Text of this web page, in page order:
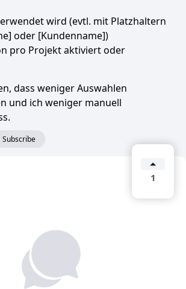
wird (evtl. mit Platzhaltern
oder [Kundenname])
pro Projekt aktiviert oder
dass weniger Auswahlen
und ich weniger manuell
Subscribe
1